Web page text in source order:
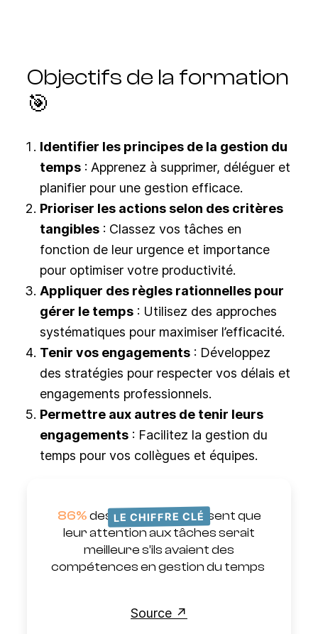
Objectifs de la formation
🎯
Identifier les principes de la gestion du
temps : Apprenez à supprimer, déléguer et
planifier pour une gestion efficace.
Prioriser les actions selon des critères
tangibles : Classez vos tâches en
fonction de leur urgence et importance
pour optimiser votre productivité.
Appliquer des règles rationnelles pour
gérer le temps : Utilisez des approches
systématiques pour maximiser l’efficacité.
Tenir vos engagements : Développez
des stratégies pour respecter vos délais et
engagements professionnels.
Permettre aux autres de tenir leurs
engagements : Facilitez la gestion du
temps pour vos collègues et équipes.
LE CHIFFRE CLÉ
86%des personnes pensent que
leur attention aux tâches serait
meilleure s’ils avaient des
compétences en gestion du temps
Source